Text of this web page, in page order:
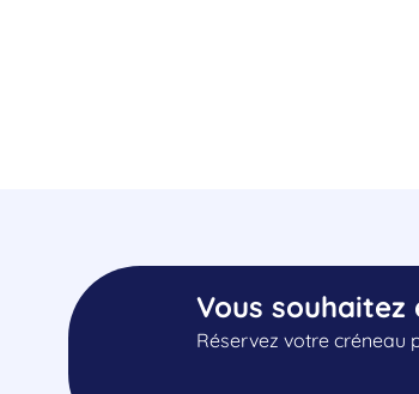
Vous souhaitez
Réservez votre créneau